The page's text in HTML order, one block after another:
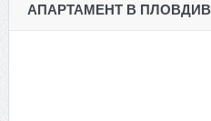
АПАРТАМЕНТ В ПЛОВДИВ